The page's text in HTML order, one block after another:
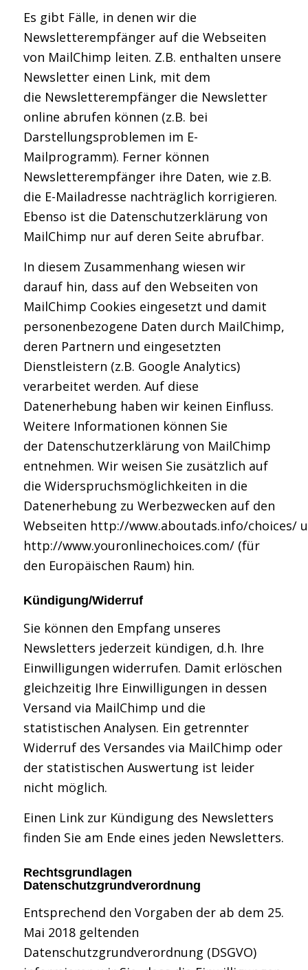
Es gibt Fälle, in denen wir die
Newsletterempfänger auf die Webseiten
von MailChimp leiten. Z.B. enthalten unsere
Newsletter einen Link, mit dem
die Newsletterempfänger die Newsletter
online abrufen können (z.B. bei
Darstellungsproblemen im E-
Mailprogramm). Ferner können
Newsletterempfänger ihre Daten, wie z.B.
die E-Mailadresse nachträglich korrigieren.
Ebenso ist die Datenschutzerklärung von
MailChimp nur auf deren Seite abrufbar.
In diesem Zusammenhang wiesen wir
darauf hin, dass auf den Webseiten von
MailChimp Cookies eingesetzt und damit
personenbezogene Daten durch MailChimp,
deren Partnern und eingesetzten
Dienstleistern (z.B. Google Analytics)
verarbeitet werden. Auf diese
Datenerhebung haben wir keinen Einfluss.
Weitere Informationen können Sie
der Datenschutzerklärung von MailChimp
entnehmen. Wir weisen Sie zusätzlich auf
die Widerspruchsmöglichkeiten in die
Datenerhebung zu Werbezwecken auf den
Webseiten http://www.aboutads.info/choices/
http://www.youronlinechoices.com/ (für
den Europäischen Raum) hin.
Kündigung/Widerruf
Sie können den Empfang unseres
Newsletters jederzeit kündigen, d.h. Ihre
Einwilligungen widerrufen. Damit erlöschen
gleichzeitig Ihre Einwilligungen in dessen
Versand via MailChimp und die
statistischen Analysen. Ein getrennter
Widerruf des Versandes via MailChimp oder
der statistischen Auswertung ist leider
nicht möglich.
Einen Link zur Kündigung des Newsletters
finden Sie am Ende eines jeden Newsletters.
Rechtsgrundlagen
Datenschutzgrundverordnung
Entsprechend den Vorgaben der ab dem 25.
Mai 2018 geltenden
Datenschutzgrundverordnung (DSGVO)